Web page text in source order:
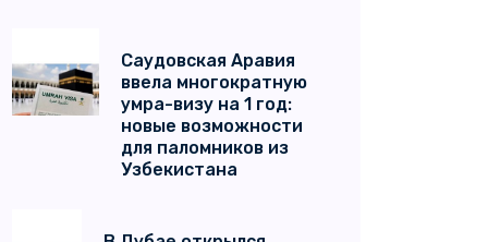
Саудовская Аравия
ввела многократную
умра-визу на 1 год:
новые возможности
для паломников из
Узбекистана